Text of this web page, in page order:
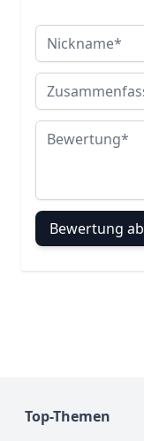
Nickname
Bewertung
Bewertung
Top-Themen